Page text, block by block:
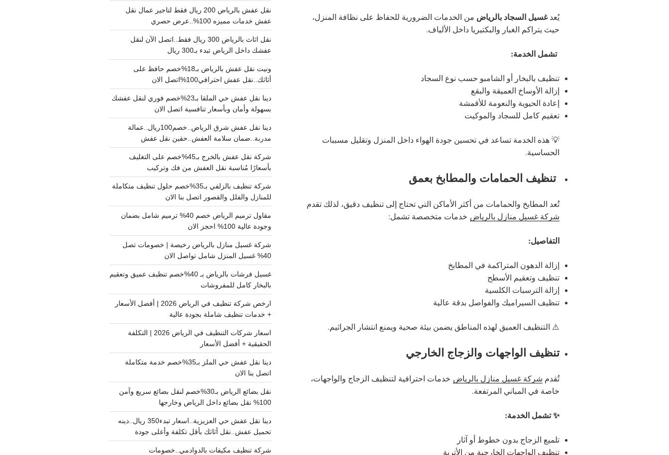
يُعدغسيل السجاد بالرياض من الخدمات الضرورية للحفاظ على نظافة المنزل،
حيث يتراكم الغبار والبكتيريا داخل الألياف.
تشمل الخدمة:
تنظيف بالبخار أو الشامبو حسب نوع السجاد
إزالة الأوساخ العميقة والبقع
إعادة الحيوية والنعومة للأقمشة
تعقيم كامل للسجاد والموكيت
💡 هذه الخدمة تساعد في تحسين جودة الهواء داخل المنزل وتقليل مسببات
الحساسية.
تنظيف الحمامات والمطابخ بعمق
تُعد المطابخ والحمامات من أكثر الأماكن التي تحتاج إلى تنظيف دقيق، لذلك تقدم
شركة غسيل منازل بالرياض خدمات متخصصة تشمل:
التفاصيل:
إزالة الدهون المتراكمة في المطابخ
تنظيف وتعقيم الأسطح
إزالة الترسبات الكلسية
تنظيف السيراميك والفواصل بدقة عالية
⚠️ التنظيف العميق لهذه المناطق يضمن بيئة صحية ويمنع انتشار الجراثيم.
تنظيف الواجهات والزجاج الخارجي
تُقدم شركة غسيل منازل بالرياض خدمات احترافية لتنظيف الزجاج والواجهات،
خاصة في المباني المرتفعة.
✨ تشمل الخدمة:
تلميع الزجاج بدون خطوط أو آثار
تنظيف الواجهات الخارجية من الأتربة
نقل عفش بالرياض 200 ريال فقط لتاجير عمال نقل
عفش خدمات مميزه 100%..عرض حصري
نقل اثاث بالرياض 300 ريال فقط..اتصل الآن لنقل
عفشك داخل الرياض تبدء بـ300 ريال
ونيت نقل عفش بالرياض بـ18%خصم حافظ على
أثاثك..نقل عفش احترافي100%اتصل الان
دينا نقل عفش حي الملقا بـ23%خصم فوري لنقل عفشك
بسهولة وأمان وبأسعار تنافسية اتصل الان
دينا نقل عفش شرق الرياض..خصم100ريال..عمالة
مدربة..ضمان سلامة العفش..حقين نقل عفش
شركة نقل عفش بالخرج بـ45%خصم على التغليف
بأسعارًا مُناسبة نقل العفش من فك وتركيب
شركة تنظيف بالزلفي بـ35%خصم حلول تنظيف متكاملة
للمنازل والفلل والقصور اتصل بنا الان
مقاول ترميم الرياض خصم 40% ترميم شامل بضمان
وجودة عالية 100% احجز الان
شركة غسيل منازل بالرياض رخيصة | خصومات تصل
40% غسيل المنزل شامل تواصل الان
غسيل فرشات بالرياض بـ 40%خصم تنظيف عميق وتعقيم
بالبخار كامل للمفروشات
ارخص شركة تنظيف في الرياض 2026 | أفضل الأسعار
+ خدمات تنظيف شاملة بجودة عالية
اسعار شركات التنظيف في الرياض 2026 | التكلفة
الحقيقية + أفضل الأسعار
دينا نقل عفش حي الملز بـ35%خصم خدمة متكاملة
اتصل بنا الان
نقل بضائع الرياض بـ30%خصم لنقل بضائع سريع وآمن
100% نقل بضائع داخل الرياض وخارجها
دينا نقل عفش حي العزيزية..اسعار تبدء350 ريال..دينه
تحميل عفش..نقل أثاثك بأقل تكلفة وأعلى جودة
شركة تنظيف مكيفات بالدوادمي..خصومات